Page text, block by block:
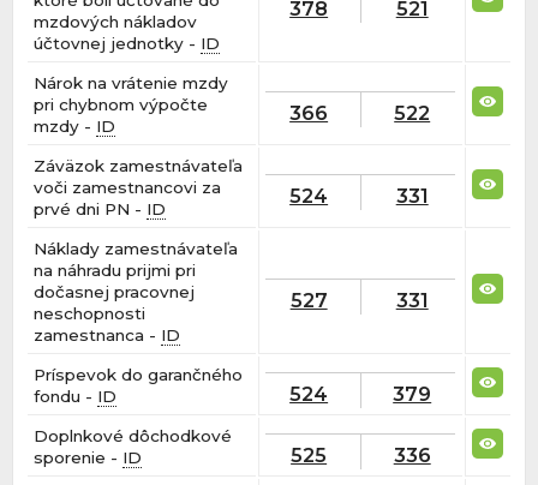
mzdových nákladov
účtovnej jednotky - ID
378 521
Nárok na vrátenie mzdy
pri chybnom výpočte
mzdy - ID
366 522
Záväzok zamestnávateľa
voči zamestnancovi za
prvé dni PN - ID
524 331
Náklady zamestnávateľa
na náhradu prijmi pri
dočasnej pracovnej
neschopnosti
zamestnanca - ID
527 331
Príspevok do garančného
fondu - ID 524 379
Doplnkové dôchodkové
sporenie - ID 525 336